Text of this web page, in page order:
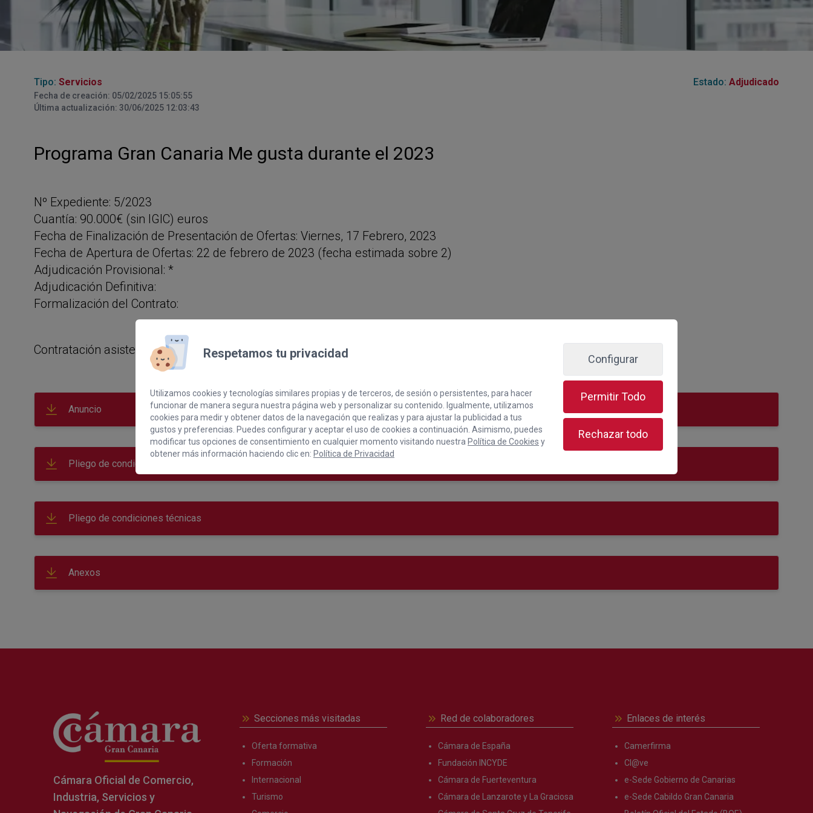
Observatorio del Comercio
Proyecto COMPASS
Programa de Emprendimiento en
Escuela Emprende
Tipo: Servicios Estado: Adjudicado
Fecha de creación: 05/02/2025 15:05:55
Última actualización: 30/06/2025 12:03:43
Programa Gran Canaria Me gusta durante el 2023
Nº Expediente: 5/2023
Cuantía: 90.000€ (sin IGIC) euros
Fecha de Finalización de Presentación de Ofertas: Viernes, 17 Febrero, 2023
Fecha de Apertura de Ofertas: 22 de febrero de 2023 (fecha estimada sobre 2)
Adjudicación Provisional: *
Adjudicación Definitiva:
Formalización del Contrato:
Contratación asistencia técnica Programa Gran Canaria Me gusta durante el 2023
Anuncio
Pliego de condiciones administrativas
Pliego de condiciones técnicas
Anexos
Cámara Oficial de Comercio,
Industria, Servicios y
Secciones más visitadas
Oferta formativa
Formación
Internacional
Turismo
Red de colaboradores
Cámara de España
Fundación INCYDE
Cámara de Fuerteventura
Cámara de Lanzarote y La Graciosa
Enlaces de interés
Camerfirma
Cl@ve
e-Sede Gobierno de Canarias
e-Sede Cabildo Gran Canaria
Respetamos tu privacidad
Utilizamos cookies y tecnologías similares propias y de terceros, de sesión o persistentes, para hacer
funcionar de manera segura nuestra página web y personalizar su contenido. Igualmente, utilizamos
cookies para medir y obtener datos de la navegación que realizas y para ajustar la publicidad a tus
gustos y preferencias. Puedes configurar y aceptar el uso de cookies a continuación. Asimismo, puedes
modificar tus opciones de consentimiento en cualquier momento visitando nuestra Política de Cookies y
obtener más información haciendo clic en: Política de Privacidad
Configurar
Permitir Todo
Rechazar todo